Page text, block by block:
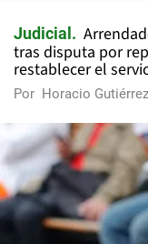
Judicial
tras disputa por
restablecer el
Por Horacio